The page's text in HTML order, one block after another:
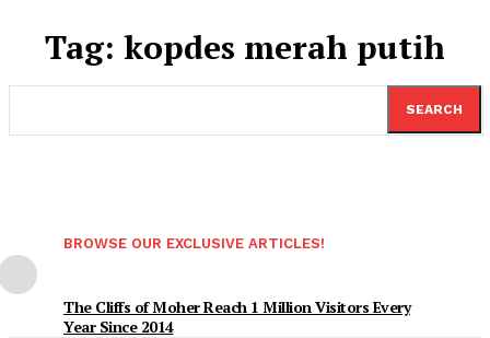
Tag: kopdes merah putih
SEARCH
BROWSE OUR EXCLUSIVE ARTICLES!
The Cliffs of Moher Reach 1 Million Visitors Every
Year Since 2014